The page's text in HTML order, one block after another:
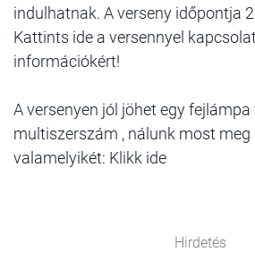
indulhatnak. A verseny időpontja
Kattints ide a versennyel
információkért!
A versenyen jól jöhet egy fejlámpa
multiszerszám , nálunk most meg
valamelyikét: Klikk ide
Hirdetés